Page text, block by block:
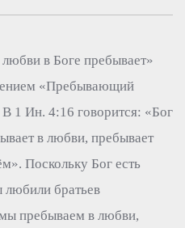
в Боге пребывает»
«Пребывающий
1 Ин. 4:16 говорится: «Бог
в любви, пребывает
Поскольку Бог есть
братьев
пребываем в любви,